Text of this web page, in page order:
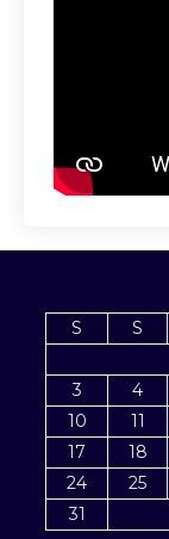
S S
3
4
10
11
17
18
24
25
31